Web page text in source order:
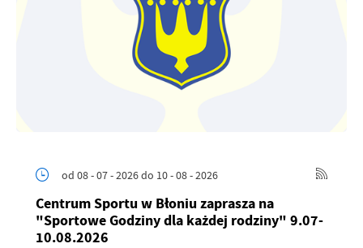
od 08 - 07 - 2026do 10 - 08 - 2026
Centrum Sportu w Błoniu zaprasza na
"Sportowe Godziny dla każdej rodziny" 9.07-
10.08.2026